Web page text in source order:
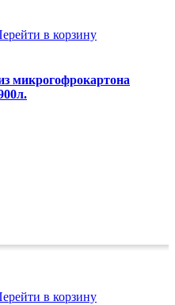
в корзину
микрогофрокартона
в корзину